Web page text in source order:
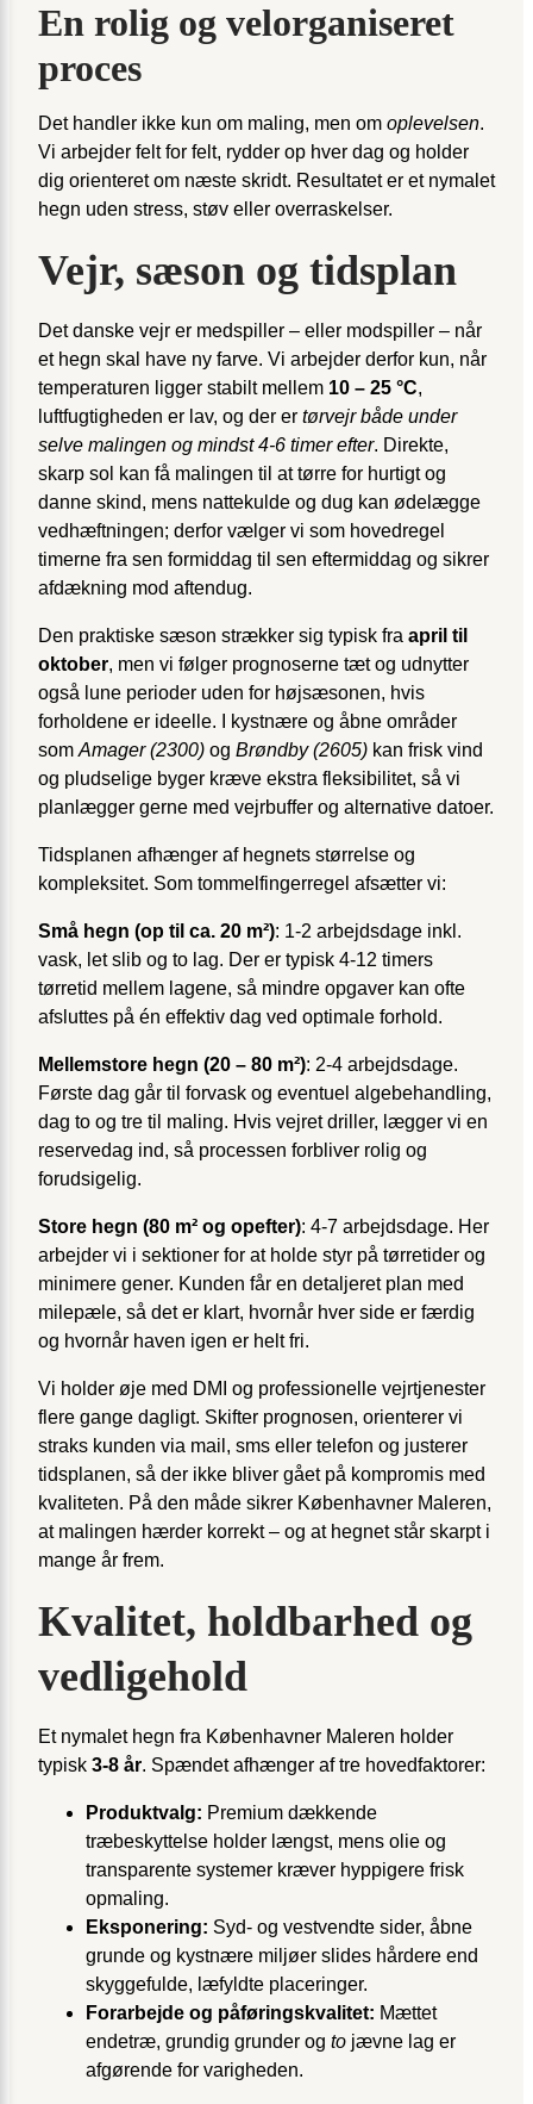
En rolig og velorganiseret
proces
Det handler ikke kun om maling, men om oplevelsen.
Vi arbejder felt for felt, rydder op hver dag og holder
dig orienteret om næste skridt. Resultatet er et nymalet
hegn uden stress, støv eller overraskelser.
Vejr, sæson og tidsplan
Det danske vejr er medspiller – eller modspiller – når
et hegn skal have ny farve. Vi arbejder derfor kun, når
temperaturen ligger stabilt mellem 10 – 25 °C,
luftfugtigheden er lav, og der er tørvejr både under
selve malingen og mindst 4-6 timer efter. Direkte,
skarp sol kan få malingen til at tørre for hurtigt og
danne skind, mens nattekulde og dug kan ødelægge
vedhæftningen; derfor vælger vi som hovedregel
timerne fra sen formiddag til sen eftermiddag og sikrer
afdækning mod aftendug.
Den praktiske sæson strækker sig typisk fra april til
oktober, men vi følger prognoserne tæt og udnytter
også lune perioder uden for højsæsonen, hvis
forholdene er ideelle. I kystnære og åbne områder
som Amager (2300) og Brøndby (2605) kan frisk vind
og pludselige byger kræve ekstra fleksibilitet, så vi
planlægger gerne med vejrbuffer og alternative datoer.
Tidsplanen afhænger af hegnets størrelse og
kompleksitet. Som tommelfingerregel afsætter vi:
Små hegn (op til ca. 20 m²): 1-2 arbejdsdage inkl.
vask, let slib og to lag. Der er typisk 4-12 timers
tørretid mellem lagene, så mindre opgaver kan ofte
afsluttes på én effektiv dag ved optimale forhold.
Mellemstore hegn (20 – 80 m²): 2-4 arbejdsdage.
Første dag går til forvask og eventuel algebehandling,
dag to og tre til maling. Hvis vejret driller, lægger vi en
reservedag ind, så processen forbliver rolig og
forudsigelig.
Store hegn (80 m² og opefter): 4-7 arbejdsdage. Her
arbejder vi i sektioner for at holde styr på tørretider og
minimere gener. Kunden får en detaljeret plan med
milepæle, så det er klart, hvornår hver side er færdig
og hvornår haven igen er helt fri.
Vi holder øje med DMI og professionelle vejrtjenester
flere gange dagligt. Skifter prognosen, orienterer vi
straks kunden via mail, sms eller telefon og justerer
tidsplanen, så der ikke bliver gået på kompromis med
kvaliteten. På den måde sikrer Københavner Maleren,
at malingen hærder korrekt – og at hegnet står skarpt i
mange år frem.
Kvalitet, holdbarhed og
vedligehold
Et nymalet hegn fra Københavner Maleren holder
typisk 3-8 år. Spændet afhænger af tre hovedfaktorer:
Produktvalg: Premium dækkende
træbeskyttelse holder længst, mens olie og
transparente systemer kræver hyppigere frisk
opmaling.
Eksponering: Syd- og vestvendte sider, åbne
grunde og kystnære miljøer slides hårdere end
skyggefulde, læfyldte placeringer.
Forarbejde og påføringskvalitet: Mættet
endetræ, grundig grunder og to jævne lag er
afgørende for varigheden.